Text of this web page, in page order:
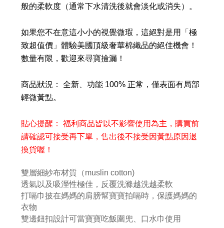
般的柔軟度（通常下水清洗後就會淡化或消失）。
如果您不在意這小小的視覺微瑕，這絕對是用「極
致超值價」體驗美國頂級奢華棉織品的絕佳機會！
數量有限，歡迎來尋寶撿漏！
商品狀況： 全新、功能 100% 正常，僅表面有局部
輕微黃點。
貼心提醒： 福利商品皆以不影響使用為主，購買前
請確認可接受再下單，售出後不接受因黃點原因退
換貨喔！
雙層細紗布材質（muslin cotton)
透氣以及吸溼性極佳，反覆洗滌越洗越柔軟
打嗝巾披在媽媽的肩膀幫寶寶拍嗝時，保護媽媽的
衣物
雙邊鈕扣設計可當寶寶吃飯圍兜、口水巾使用